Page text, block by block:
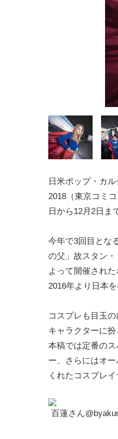
日米ポップ・カ
2018（東京コミ
日から12月2日ま
今年で3回目とな
の父」故スタン
よって開催され
2016年より日本
コスプレも目玉
キャラクターに扮
本稿では定番の
ー、さらにはオ
くれたコスプレ
百蓮さん